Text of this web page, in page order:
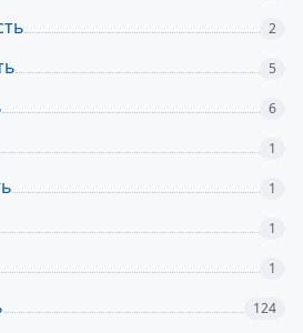
2
5
6
1
1
1
1
124